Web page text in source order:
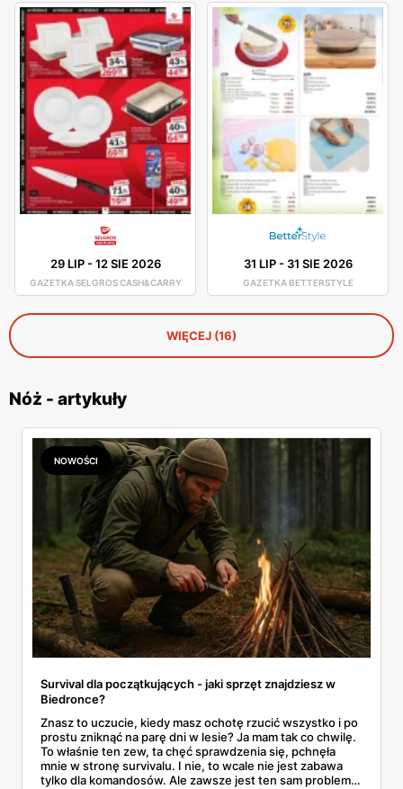
29 LIP-12 SIE 2026
GAZETKA SELGROS CASH&CARRY
31 LIP- 31 SIE 2026
GAZETKA BETTERSTYLE
WIĘCEJ (16)
Nóż - artykuły
NOWOŚCI
Survival dla początkujących - jaki sprzęt znajdziesz w
Biedronce?
Znasz to uczucie, kiedy masz ochotę rzucić wszystko i po
prostu zniknąć na parę dni w lesie? Ja mam tak co chwilę.
To właśnie ten zew, ta chęć sprawdzenia się, pchnęła
mnie w stronę survivalu. I nie, to wcale nie jest zabawa
tylko dla komandosów. Ale zawsze jest ten sam problem